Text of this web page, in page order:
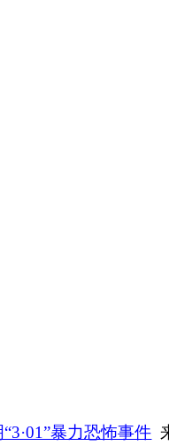
暴力恐怖事件